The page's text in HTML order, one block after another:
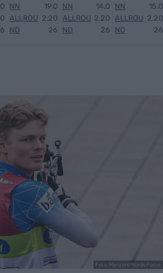
NN
ALLROU
ND
19.0
2.20
26
NN
ALLROU
ND
14.0
2.20
26
NN
ALLROU
ND
15.0
2.20
26
Foto: Manzoni/NordicFocus